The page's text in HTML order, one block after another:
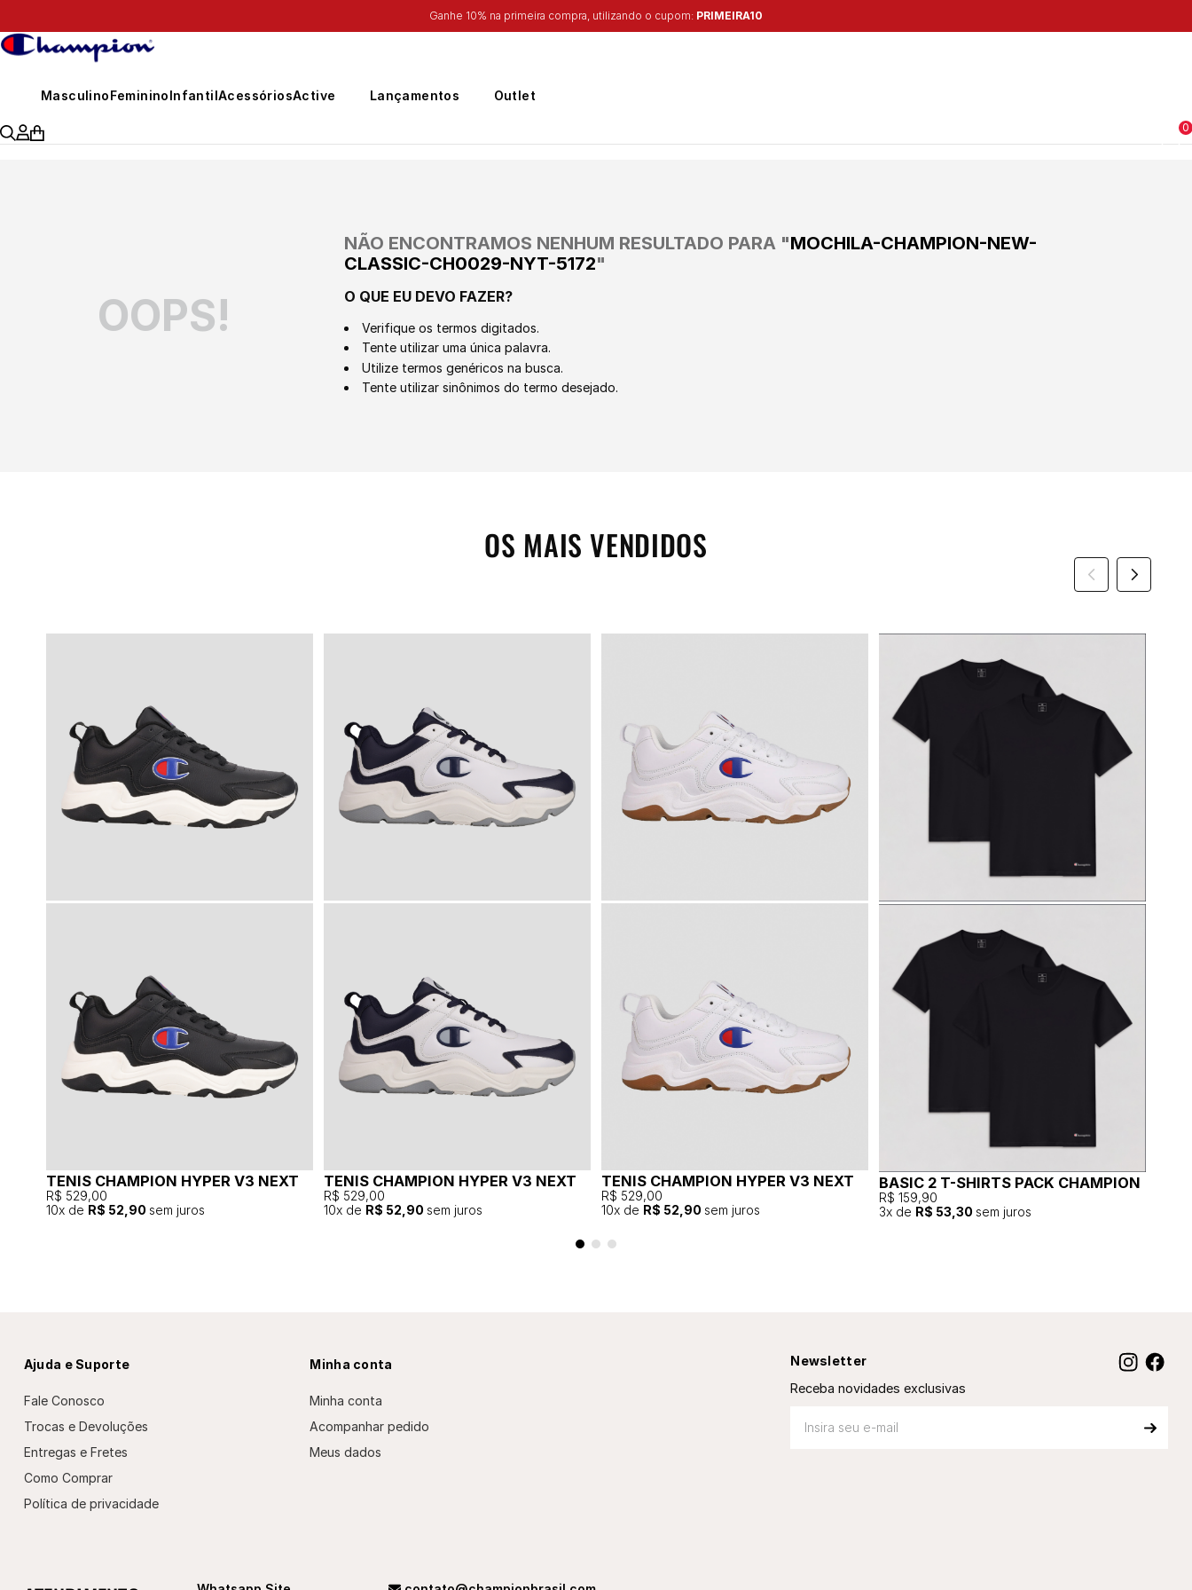
Ganhe 10% na primeira compra, utilizando o cupom: PRIMEIRA10
MasculinoFemininoInfantilAcessóriosActive Lançamentos Outlet
0
OOPS!
NÃO ENCONTRAMOS NENHUM RESULTADO PARA "MOCHILA-CHAMPION-NEW-
CLASSIC-CH0029-NYT-5172"
O QUE EU DEVO FAZER?
Verifique os termos digitados.
Tente utilizar uma única palavra.
Utilize termos genéricos na busca.
Tente utilizar sinônimos do termo desejado.
OS MAIS VENDIDOS
TENIS CHAMPION HYPER V3 NEXT
R$ 529,00
10x de R$ 52,90 sem juros
TENIS CHAMPION HYPER V3 NEXT
R$ 529,00
10x de R$ 52,90 sem juros
TENIS CHAMPION HYPER V3 NEXT
R$ 529,00
10x de R$ 52,90 sem juros
BASIC 2 T-SHIRTS PACK CHAMPION
R$ 159,90
3x de R$ 53,30 sem juros
Newsletter
Receba novidades exclusivas
Ajuda e Suporte
Fale Conosco
Trocas e Devoluções
Entregas e Fretes
Como Comprar
Política de privacidade
Minha conta
Minha conta
Acompanhar pedido
Meus dados